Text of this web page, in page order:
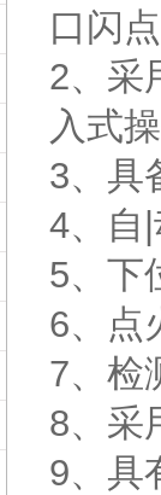
口闪
2、采
入式
3、具
4、自
5、下
6、点
7、检
8、采
9、具